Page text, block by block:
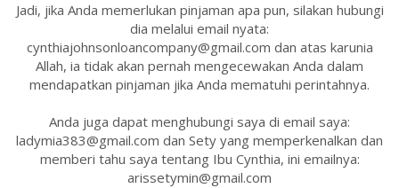
Jadi, jika Anda memerlukan pinjaman apa pun, silakan hubungi
dia melalui email nyata:
cynthiajohnsonloancompany@gmail.com dan atas karunia
Allah, ia tidak akan pernah mengecewakan Anda dalam
mendapatkan pinjaman jika Anda mematuhi perintahnya.
Anda juga dapat menghubungi saya di email saya:
ladymia383@gmail.com dan Sety yang memperkenalkan dan
memberi tahu saya tentang Ibu Cynthia, ini emailnya:
arissetymin@gmail.com